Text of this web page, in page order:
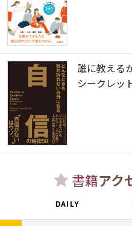
誰に教える
シークレッ
書籍アク
DAILY